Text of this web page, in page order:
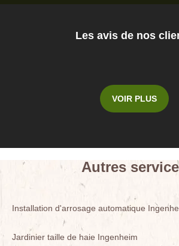
Les avis de nos
VOIR PLUS
Autres
Installation d'arrosage automatique
Jardinier taille de haie Ingenheim